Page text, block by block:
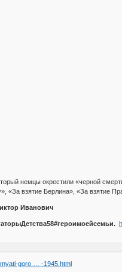
немцы окрестили «черной
«За взятие Берлина», «За взятие
Иванович
goro … -1945.html